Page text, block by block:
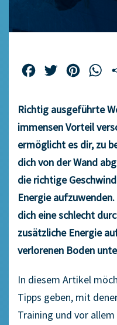
FacebookTwitter
Richtig ausgeführte
immensen Vorteil
ermöglicht es dir, zu
dich von der Wand
die richtige
Energie
dich eine schlecht
zusätzliche Energie
verlorenen Boden
In diesem Artikel
Tipps geben, mit
Training und vor